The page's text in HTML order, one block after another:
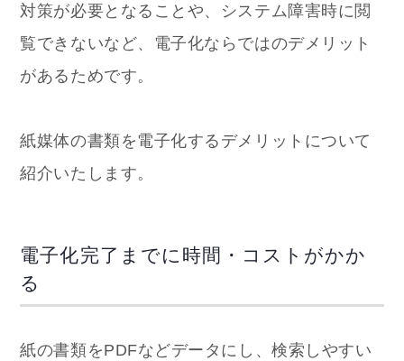
対策が必要となることや、システム障害時に閲
覧できないなど、電子化ならではのデメリット
があるためです。
紙媒体の書類を電子化するデメリットについて
紹介いたします。
電子化完了までに時間・コストがかか
る
紙の書類をPDFなどデータにし、検索しやすい